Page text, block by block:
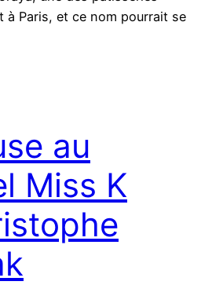
à Paris, et ce nom pourrait se
au
Miss K